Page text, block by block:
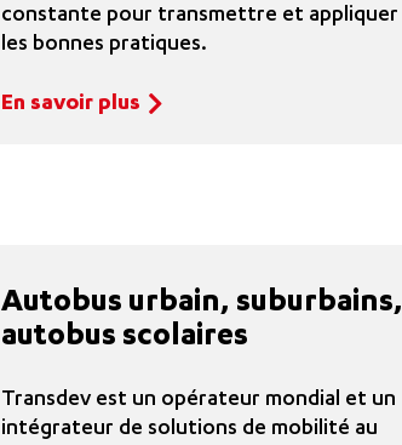
constante pour transmettre et appliquer
les bonnes pratiques.
En savoir plus
Autobus urbain, suburbains,
autobus scolaires
Transdev est un opérateur mondial et un
intégrateur de solutions de mobilité au